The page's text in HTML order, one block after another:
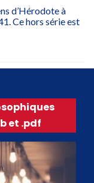
d’Hérodote à
Ce hors série est
et .pdf